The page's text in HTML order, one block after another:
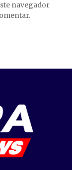
navegador